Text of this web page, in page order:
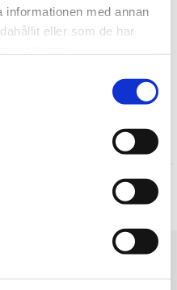
med annan
eller som de har